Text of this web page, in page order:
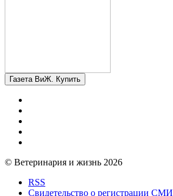
Газета ВиЖ. Купить
© Ветеринария и жизнь 2026
RSS
Свидетельство о регистрации СМИ